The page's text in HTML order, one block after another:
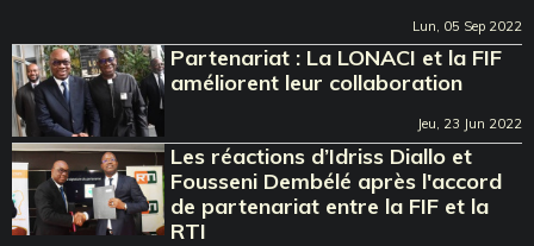
Lun, 05 Sep 2022
Partenariat : La LONACI et la FIF
améliorent leur collaboration
Jeu, 23 Jun 2022
Les réactions d’Idriss Diallo et
Fousseni Dembélé après l'accord
de partenariat entre la FIF et la
RTI